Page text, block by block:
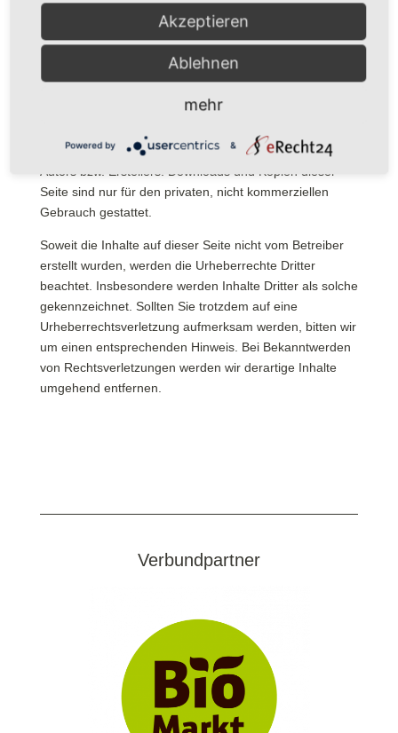
URHEBERRECHT
Die durch die Seitenbetreiber erstellten Inhalte und
Werke auf diesen Seiten unterliegen dem deutschen
Bearbeitung, Verbreitung und jede Art der Verwertung
bedürfen der schriftlichen Zustimmung des jeweiligen
Autors bzw. Erstellers. Downloads und Kopien dieser
Seite sind nur für den privaten, nicht kommerziellen
Gebrauch gestattet.
Soweit die Inhalte auf dieser Seite nicht vom Betreiber
erstellt wurden, werden die Urheberrechte Dritter
beachtet. Insbesondere werden Inhalte Dritter als solche
gekennzeichnet. Sollten Sie trotzdem auf eine
Urheberrechtsverletzung aufmerksam werden, bitten wir
um einen entsprechenden Hinweis. Bei Bekanntwerden
von Rechtsverletzungen werden wir derartige Inhalte
umgehend entfernen.
Verbundpartner
Akzeptieren
Ablehnen
mehr
Powered by &